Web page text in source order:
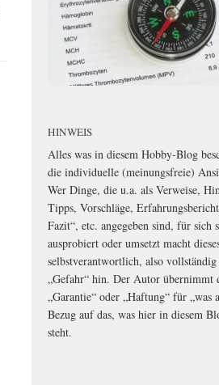
HINWEIS
Alles was in diesem Hobby-Blog
die individuelle (meinungsfreie)
Wer Dinge, die u.a. als Verweise,
Tipps, Vorschläge,
Fazit“, etc. angegeben sind, für sich
ausprobiert oder umsetzt macht
selbstverantwortlich, also vollständig
„Gefahr“ hin. Der Autor übernimmt
„Garantie“ oder „Haftung“ für „was
Bezug auf das, was hier in diesem
steht.